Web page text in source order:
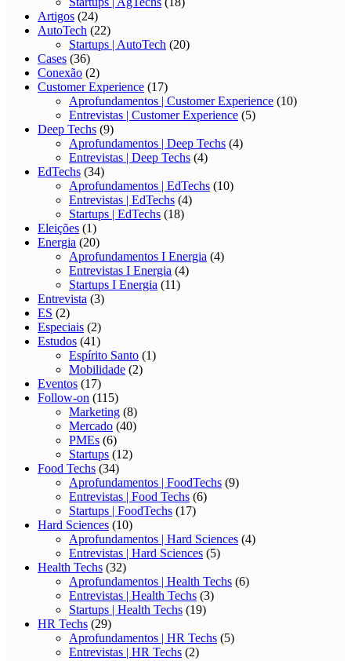
Artigos (24)
AutoTech (22)
Startups | AutoTech (20)
Cases (36)
Conexão (2)
Customer Experience (17)
Aprofundamentos | Customer Experience (10)
Entrevistas | Customer Experience (5)
Deep Techs (9)
Aprofundamentos | Deep Techs (4)
Entrevistas | Deep Techs (4)
EdTechs (34)
Aprofundamentos | EdTechs (10)
Entrevistas | EdTechs (4)
Startups | EdTechs (18)
Eleições (1)
Energia (20)
Aprofundamentos I Energia (4)
Entrevistas I Energia (4)
Startups I Energia (11)
Entrevista (3)
ES (2)
Especiais (2)
Estudos (41)
Espírito Santo (1)
Mobilidade (2)
Eventos (17)
Follow-on (115)
Marketing (8)
Mercado (40)
PMEs (6)
Startups (12)
Food Techs (34)
Aprofundamentos | FoodTechs (9)
Entrevistas | Food Techs (6)
Startups | FoodTechs (17)
Hard Sciences (10)
Aprofundamentos | Hard Sciences (4)
Entrevistas | Hard Sciences (5)
Health Techs (32)
Aprofundamentos | Health Techs (6)
Entrevistas | Health Techs (3)
Startups | Health Techs (19)
HR Techs (29)
Aprofundamentos | HR Techs (5)
Entrevistas | HR Techs (2)